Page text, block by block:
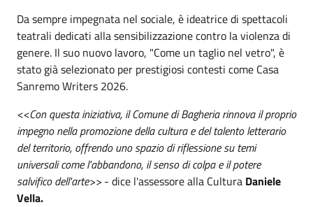
Da sempre impegnata nel sociale, è ideatrice di spettacoli
teatrali dedicati alla sensibilizzazione contro la violenza di
genere. Il suo nuovo lavoro, "Come un taglio nel vetro", è
stato già selezionato per prestigiosi contesti come Casa
Sanremo Writers 2026.
<<Con questa iniziativa, il Comune di Bagheria rinnova il proprio
impegno nella promozione della cultura e del talento letterario
del territorio, offrendo uno spazio di riflessione su temi
universali come l'abbandono, il senso di colpa e il potere
salvifico dell'arte>> - dice l'assessore alla Cultura Daniele
Vella.